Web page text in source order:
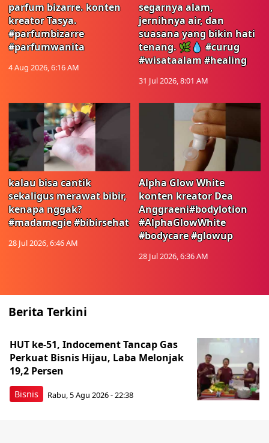
parfum bizarre. konten
kreator Tasya.
#parfumbizarre
#parfumwanita
4 Aug 2026, 6:16 AM
segarnya alam,
jernihnya air, dan
suasana yang bikin hati
tenang. 🌿💧 #curug
#wisataalam #healing
31 Jul 2026, 8:01 AM
kalau bisa cantik
sekaligus merawat bibir,
kenapa nggak?
#madamegie #bibirsehat
28 Jul 2026, 6:46 AM
Alpha Glow White
konten kreator Dea
Anggraeni#bodylotion
#AlphaGlowWhite
#bodycare #glowup
28 Jul 2026, 6:36 AM
Berita Terkini
Bisnis
HUT ke-51, Indocement Tancap Gas
Perkuat Bisnis Hijau, Laba Melonjak
19,2 Persen
Rabu, 5 Agu 2026 - 22:38